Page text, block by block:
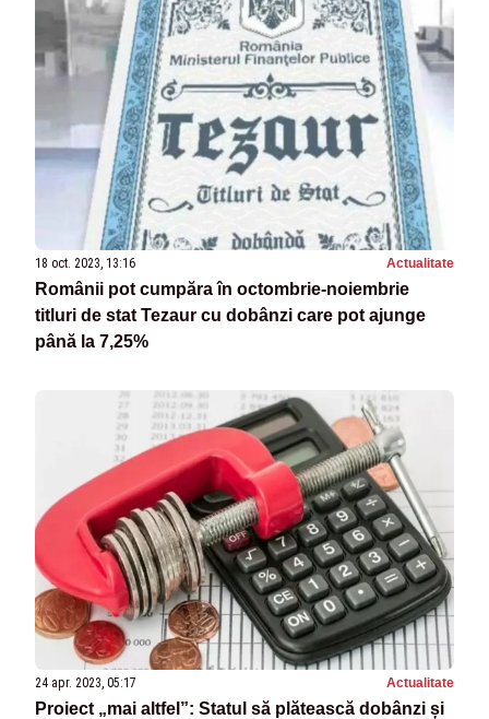
18 oct. 2023, 13:16 Actualitate
Românii pot cumpăra în octombrie-noiembrie
titluri de stat Tezaur cu dobânzi care pot ajunge
până la 7,25%
24 apr. 2023, 05:17 Actualitate
Proiect „mai altfel”: Statul să plătească dobânzi și